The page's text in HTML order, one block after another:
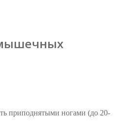
приподнятыми ногами (до 20-